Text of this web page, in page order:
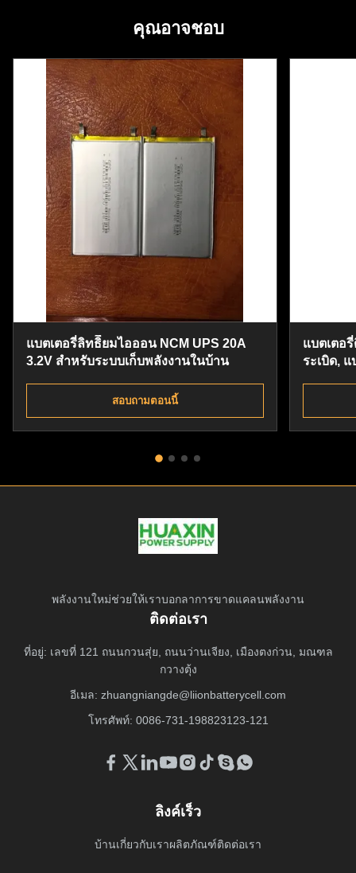
คุณอาจชอบ
แบตเตอรี่ลิทธิียมไอออน NCM UPS 20A
3.2V สําหรับระบบเก็บพลังงานในบ้าน
สอบถามตอนนี้
แบตเตอ
ระเบิด,
พลังงานใหม่ช่วยให้เราบอกลาการขาดแคลนพลังงาน
ติดต่อเรา
ที่อยู่: เลขที่ 121 ถนนกวนสุ่ย, ถนนว่านเจียง, เมืองตงก่วน, มณฑล
กวางตุ้ง
อีเมล: zhuangniangde@liionbatterycell.com
โทรศัพท์: 0086-731-198823123-121
ลิงค์เร็ว
บ้านเกี่ยวกับเราผลิตภัณฑ์ติดต่อเรา